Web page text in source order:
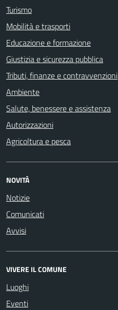
Turismo
Mobilità e trasporti
Educazione e formazione
Giustizia e sicurezza pubblica
Tributi, finanze e contravvenzioni
Ambiente
Salute, benessere e assistenza
Autorizzazioni
Agricoltura e pesca
NOVITÀ
Notizie
Comunicati
Avvisi
VIVERE IL COMUNE
Luoghi
Eventi